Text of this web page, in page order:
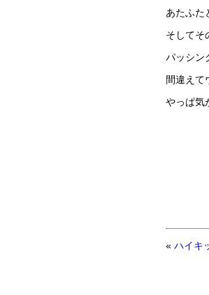
あたふた
そしてそ
パッシン
間違えて
やっぱ気
« ハイキ